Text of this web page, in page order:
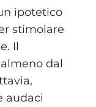
ipotetico
stimolare
Il
dal
audaci